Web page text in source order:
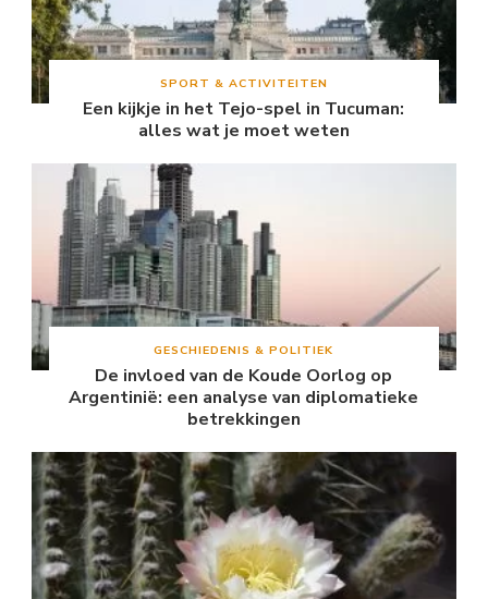
SPORT & ACTIVITEITEN
Een kijkje in het Tejo-spel in Tucuman:
alles wat je moet weten
GESCHIEDENIS & POLITIEK
De invloed van de Koude Oorlog op
Argentinië: een analyse van diplomatieke
betrekkingen